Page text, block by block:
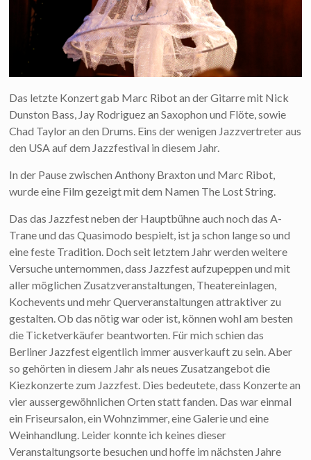
Das letzte Konzert gab Marc Ribot an der Gitarre mit Nick
Dunston Bass, Jay Rodriguez an Saxophon und Flöte, sowie
Chad Taylor an den Drums. Eins der wenigen Jazzvertreter aus
den USA auf dem Jazzfestival in diesem Jahr.
In der Pause zwischen Anthony Braxton und Marc Ribot,
wurde eine Film gezeigt mit dem Namen The Lost String.
Das das Jazzfest neben der Hauptbühne auch noch das A-
Trane und das Quasimodo bespielt, ist ja schon lange so und
eine feste Tradition. Doch seit letztem Jahr werden weitere
Versuche unternommen, dass Jazzfest aufzupeppen und mit
aller möglichen Zusatzveranstaltungen, Theatereinlagen,
Kochevents und mehr Querveranstaltungen attraktiver zu
gestalten. Ob das nötig war oder ist, können wohl am besten
die Ticketverkäufer beantworten. Für mich schien das
Berliner Jazzfest eigentlich immer ausverkauft zu sein. Aber
so gehörten in diesem Jahr als neues Zusatzangebot die
Kiezkonzerte zum Jazzfest. Dies bedeutete, dass Konzerte an
vier aussergewöhnlichen Orten statt fanden. Das war einmal
ein Friseursalon, ein Wohnzimmer, eine Galerie und eine
Weinhandlung. Leider konnte ich keines dieser
Veranstaltungsorte besuchen und hoffe im nächsten Jahre